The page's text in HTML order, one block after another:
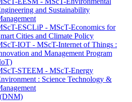
and Sustainability
ESCLiP - MScT-Economics for
Cities and Climate Policy
IOT - MScT-Internet of Things :
and Management Program
STEEM - MScT-Energy
: Science Technology &